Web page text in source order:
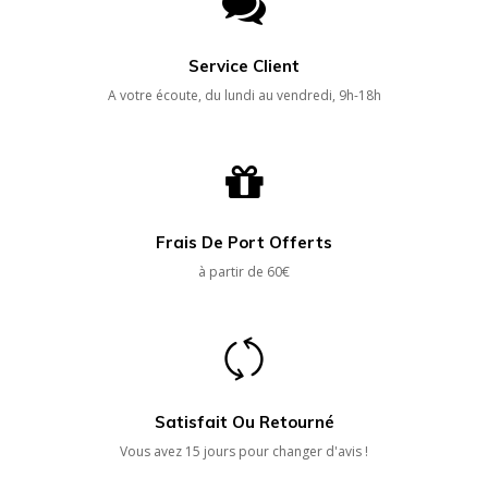
Service Client
A votre écoute, du lundi au vendredi, 9h-18h
Frais De Port Offerts
à partir de 60€
Satisfait Ou Retourné
Vous avez 15 jours pour changer d'avis !